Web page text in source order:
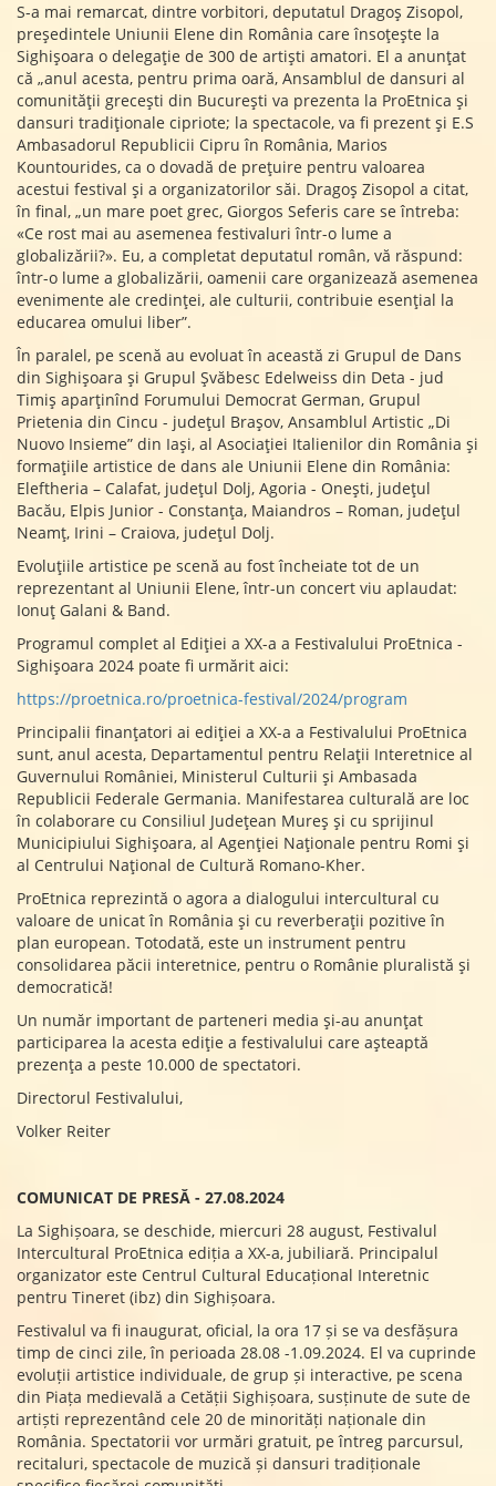
S-a mai remarcat, dintre vorbitori, deputatul Dragoș Zisopol,
președintele Uniunii Elene din România care însoțește la
Sighișoara o delegație de 300 de artiști amatori. El a anunțat
că „anul acesta, pentru prima oară, Ansamblul de dansuri al
comunității grecești din București va prezenta la ProEtnica și
dansuri tradiționale cipriote; la spectacole, va fi prezent și E.S
Ambasadorul Republicii Cipru în România, Marios
Kountourides, ca o dovadă de prețuire pentru valoarea
acestui festival și a organizatorilor săi. Dragoș Zisopol a citat,
în final, „un mare poet grec, Giorgos Seferis care se întreba:
«Ce rost mai au asemenea festivaluri într-o lume a
globalizării?». Eu, a completat deputatul român, vă răspund:
într-o lume a globalizării, oamenii care organizează asemenea
evenimente ale credinței, ale culturii, contribuie esențial la
educarea omului liber”.
În paralel, pe scenă au evoluat în această zi Grupul de Dans
din Sighișoara și Grupul Șvăbesc Edelweiss din Deta - jud
Timiș aparținînd Forumului Democrat German, Grupul
Prietenia din Cincu - județul Brașov, Ansamblul Artistic „Di
Nuovo Insieme” din Iași, al Asociației Italienilor din România și
formațiile artistice de dans ale Uniunii Elene din România:
Eleftheria – Calafat, județul Dolj, Agoria - Onești, județul
Bacău, Elpis Junior - Constanța, Maiandros – Roman, județul
Neamț, Irini – Craiova, județul Dolj.
Evoluțiile artistice pe scenă au fost încheiate tot de un
reprezentant al Uniunii Elene, într-un concert viu aplaudat:
Ionuț Galani & Band.
Programul complet al Ediției a XX-a a Festivalului ProEtnica -
Sighișoara 2024 poate fi urmărit aici:
https://proetnica.ro/proetnica-festival/2024/program
Principalii finanțatori ai ediției a XX-a a Festivalului ProEtnica
sunt, anul acesta, Departamentul pentru Relații Interetnice al
Guvernului României, Ministerul Culturii și Ambasada
Republicii Federale Germania. Manifestarea culturală are loc
în colaborare cu Consiliul Județean Mureș și cu sprijinul
Municipiului Sighișoara, al Agenției Naționale pentru Romi și
al Centrului Național de Cultură Romano-Kher.
ProEtnica reprezintă o agora a dialogului intercultural cu
valoare de unicat în România și cu reverberații pozitive în
plan european. Totodată, este un instrument pentru
consolidarea păcii interetnice, pentru o Românie pluralistă și
democratică!
Un număr important de parteneri media și-au anunțat
participarea la acesta ediție a festivalului care așteaptă
prezența a peste 10.000 de spectatori.
Directorul Festivalului,
Volker Reiter
COMUNICAT DE PRESĂ - 27.08.2024
La Sighișoara, se deschide, miercuri 28 august, Festivalul
Intercultural ProEtnica ediția a XX-a, jubiliară. Principalul
organizator este Centrul Cultural Educațional Interetnic
pentru Tineret (ibz) din Sighișoara.
Festivalul va fi inaugurat, oficial, la ora 17 și se va desfășura
timp de cinci zile, în perioada 28.08 -1.09.2024. El va cuprinde
evoluții artistice individuale, de grup și interactive, pe scena
din Piața medievală a Cetății Sighișoara, susținute de sute de
artiști reprezentând cele 20 de minorități naționale din
România. Spectatorii vor urmări gratuit, pe întreg parcursul,
recitaluri, spectacole de muzică și dansuri tradiționale